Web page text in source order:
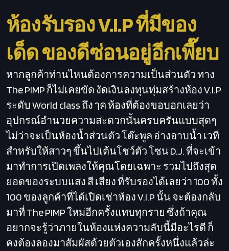
ห้องรับรอง V.I.P ที่มีของ
เด็ด ของดีซ่อนอยู่อีกเพี๊ยบ
หากลูกค้าท่านไหนต้องการความเป็นส่วนตัว ทาง
The PIMP ก็ไม่เคยขัด งัดเงินลงทุนทุ่มสร้างห้อง V.I.P
ระดับ World class ถึง ๅค ห้องที่ต้องขอบอกเลยว่า
อุปกรณ์อำนวยความสะดวกนั้นครบครันแบบสุดๆ
ไม่ว่าจะเป็นห้องน้ำส่วนตัว โต๊ะพูล อ่างอาบน้ำ เวที
สำหรับให้สาวๆ ขึ้นไปเต้นโชว์ตัว โซน D.J. ที่จะเข้า
มาทำการเปิดเพลงให้คุณโดยเฉพาะ รวมไปถึงสุด
ยอดของระบบแสง สี เสียง ที่รับรองได้เลยว่า 100 ทั้ง
100 ของลูกค้าที่ได้เปิดเช่าห้อง V.I.P นั้น จะต้องกลับ
มาที่ The PIMP ใหม่อีกครั้งแทบทุกราย ซึ่งถ้าคุณ
อยากจะรู้ว่าภายในห้องแห่งความลับนี้มีอะไรดี ก็
คงต้องลองมาสัมผัสด้วยตัวเองสักครั้งหนึ่งแล้วล่ะ